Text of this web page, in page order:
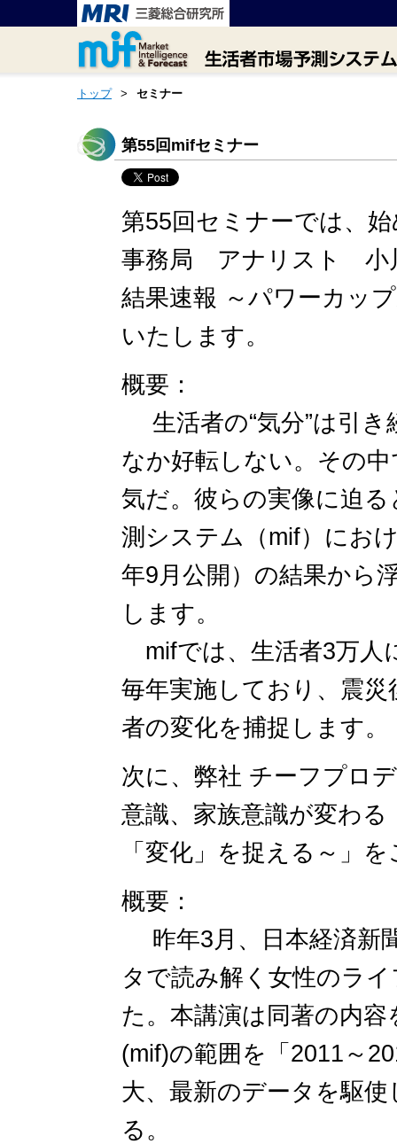
トップ > セミナー
第55回mifセミナー
第55回セミナーでは、
事務局 アナリスト 小
結果速報 ～パワーカッ
いたします。
概要：
生活者の“気分”は引き
なか好転しない。その
気だ。彼らの実像に迫
測システム（mif）にお
年9月公開）の結果から
します。
mifでは、生活者3万人
毎年実施しており、震
者の変化を捕捉します。
次に、弊社 チーフプロ
意識、家族意識が変わ
「変化」を捉える～」
概要：
昨年3月、日本経済新
タで読み解く女性のラ
た。本講演は同著の内
(mif)の範囲を「2011～
大、最新のデータを駆
る。